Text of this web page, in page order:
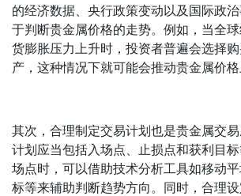
的经济数据、央行政策变动以及国际政
于判断贵金属价格的走势。例如，当全
货膨胀压力上升时，投资者普遍会选择
产，这种情况下就可能会推动贵金属价格
其次，合理制定交易计划也是贵金属交
计划应当包括入场点、止损点和获利目
场点时，可以借助技术分析工具如移动
标等来辅助判断趋势方向。同时，合理